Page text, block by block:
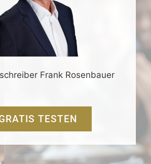
Frank Rosenbauer
TESTEN